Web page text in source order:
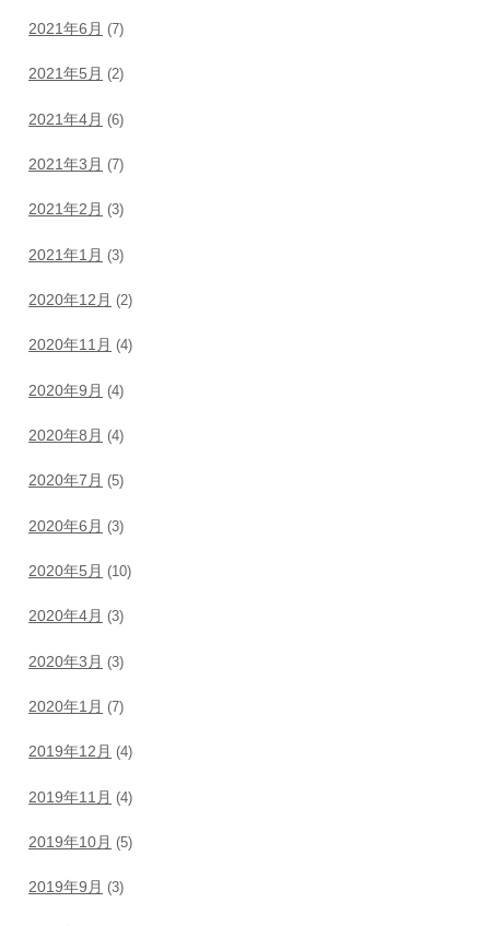
2021年6月 (7)
2021年5月 (2)
2021年4月 (6)
2021年3月 (7)
2021年2月 (3)
2021年1月 (3)
2020年12月 (2)
2020年11月 (4)
2020年9月 (4)
2020年8月 (4)
2020年7月 (5)
2020年6月 (3)
2020年5月 (10)
2020年4月 (3)
2020年3月 (3)
2020年1月 (7)
2019年12月 (4)
2019年11月 (4)
2019年10月 (5)
2019年9月 (3)